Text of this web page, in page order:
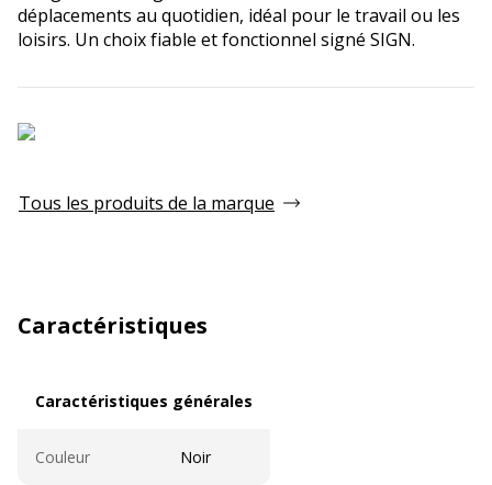
déplacements au quotidien, idéal pour le travail ou les
loisirs. Un choix fiable et fonctionnel signé SIGN.
Tous les produits de la marque
Caractéristiques
Caractéristiques générales
Couleur Noir